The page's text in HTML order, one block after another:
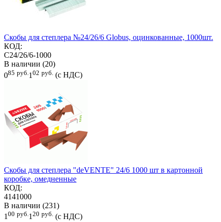
Скобы для степлера №24/26/6 Globus, оцинкованные, 1000шт.
КОД:
С24/26/6-1000
В наличии (20)
085 руб. 1 02 руб. (с НДС)
Скобы для степлера "deVENTE" 24/6 1000 шт в картонной
коробке, омедненные
КОД:
4141000
В наличии (231)
1 00 руб. 1 20 руб. (с НДС)